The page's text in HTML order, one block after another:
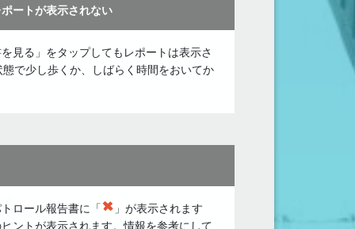
ートが表示されない
見る」をタップしてもレポートは表示さ
で少し歩くか、しばらく時間をおいてか
ロール報告書に「
」が表示されます
ントが表示されます。情報を参考にして